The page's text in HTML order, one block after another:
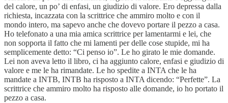
del calore, un po’ di enfasi, un giudizio di valore. Ero depressa dalla
richiesta, incazzata con la scrittrice che ammiro molto e con il
mondo intero, ma sapevo anche che dovevo portare il pezzo a casa.
Ho telefonato a una mia amica scrittrice per lamentarmi e lei, che
non sopporta il fatto che mi lamenti per delle cose stupide, mi ha
semplicemente detto: “Ci penso io”. Le ho girato le mie domande.
Lei non aveva letto il libro, ci ha aggiunto calore, enfasi e giudizio di
valore e me le ha rimandate. Le ho spedite a INTA che le ha
mandate a INTB, INTB ha risposto a INTA dicendo: “Perfette”. La
scrittrice che ammiro molto ha risposto alle domande, io ho portato il
pezzo a casa.